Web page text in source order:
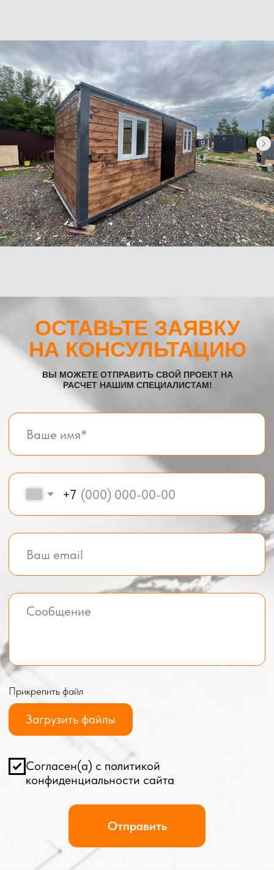
Навигация
Телефон:
+7 (995) 506-65-05
+7 (926) 888-50-50
Email:
box-modul24@yandex.ru
Контакты
Доставка
Фотогалерея
Главная
О компании
Все услуги компании